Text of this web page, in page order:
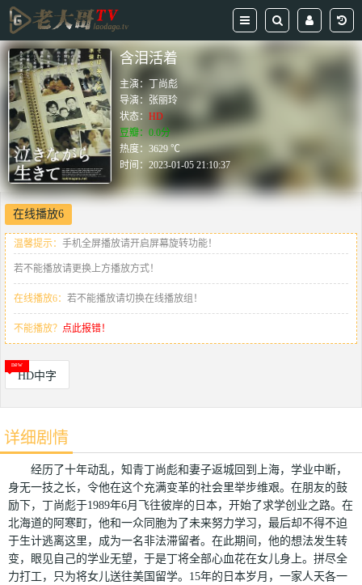
含泪活着
主演：
丁尚彪
导演： 张丽玲
状态：HD
豆瓣：0.0分
热度：3629 ℃
时间：2023-01-05 21:10:37
在线播放6
温馨提示： 手机全屏播放请开启屏幕旋转功能！
若不能播放请更换上方播放方式！
在线播放6： 若不能播放请切换在线播放组！
不能播放？ 点此报错！
HD中字
详细剧情
经历了十年动乱，知青丁尚彪和妻子返城回到上海，学业中断，
身无一技之长，令他在这个充满变革的社会里举步维艰。在朋友的鼓
励下，丁尚彪于1989年6月飞往彼岸的日本，开始了求学创业之路。在
北海道的阿寒町，他和一众同胞为了未来努力学习，最后却不得不迫
于生计逃离这里，成为一名非法滞留者。在此期间，他的想法发生转
变，眼见自己的学业无望，于是丁将全部心血花在女儿身上。拼尽全
力打工，只为将女儿送往美国留学。15年的日本岁月，一家人天各一